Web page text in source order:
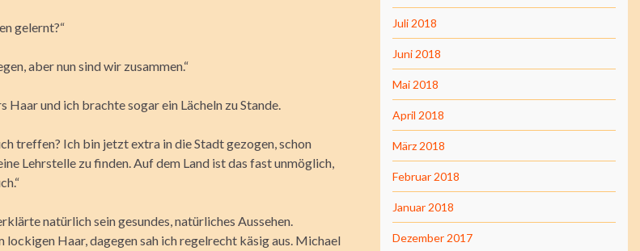
gelernt?“
aber nun sind wir zusammen.“
Haar und ich brachte sogar ein Lächeln zu Stande.
treffen? Ich bin jetzt extra in die Stadt gezogen, schon
Lehrstelle zu finden. Auf dem Land ist das fast unmöglich,
natürlich sein gesundes, natürliches Aussehen.
Haar, dagegen sah ich regelrecht käsig aus. Michael
Juli 2018
Juni 2018
Mai 2018
April 2018
März 2018
Februar 2018
Januar 2018
Dezember 2017